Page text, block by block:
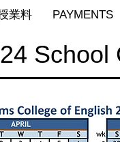
業料 PAYMENTS
School